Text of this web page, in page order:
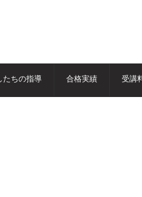
たちの指導 合格実績 受講